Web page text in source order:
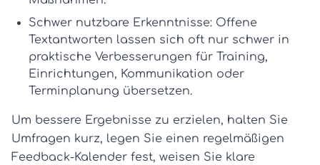
Schwer nutzbare Erkenntnisse: Offene
Textantworten lassen sich oft nur schwer in
praktische Verbesserungen für Training,
Einrichtungen, Kommunikation oder
Terminplanung übersetzen.
Um bessere Ergebnisse zu erzielen, halten Sie
Umfragen kurz, legen Sie einen regelmäßigen
Feedback-Kalender fest, weisen Sie klare